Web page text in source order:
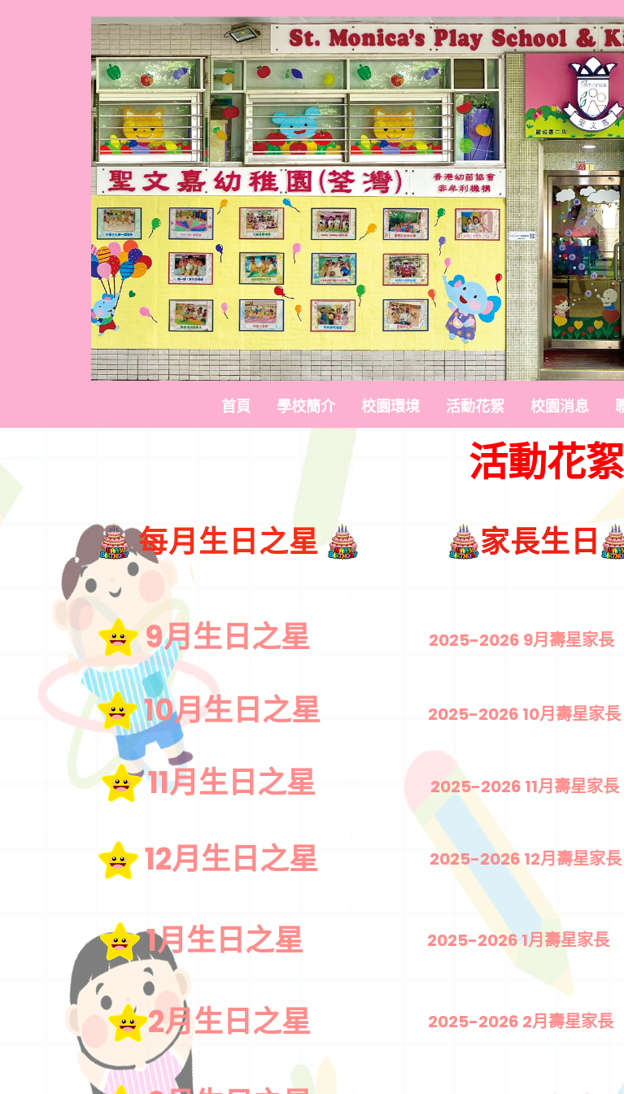
首頁 學校簡介 校園環境 活動花絮 校園消息
活動花絮
每月生日之星 家長生日
9月生日之星 2025-2026 9月壽星家長
10月生日之星 2025-2026 10月壽星家長
11月生日之星 2025-2026 11月壽星家長
12月生日之星 2025-2026 12月壽星家長
1月生日之星 2025-2026 1月壽星家長
2月生日之星 2025-2026 2月壽星家長